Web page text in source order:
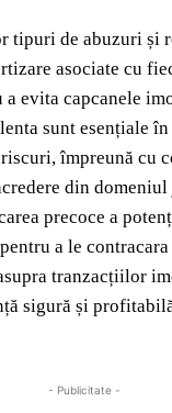
tipuri de abuzuri și
asociate cu
a evita capcanele
sunt esențiale
împreună cu
din
precoce a
a le
tranzacțiilor
sigură și
- Publicitate -